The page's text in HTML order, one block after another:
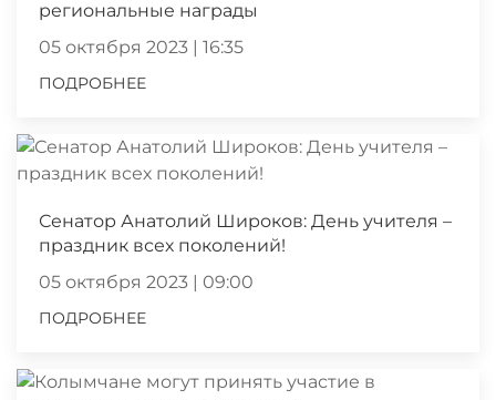
региональные награды
05 октября 2023 | 16:35
ПОДРОБНЕЕ
Сенатор Анатолий Широков: День учителя –
праздник всех поколений!
05 октября 2023 | 09:00
ПОДРОБНЕЕ